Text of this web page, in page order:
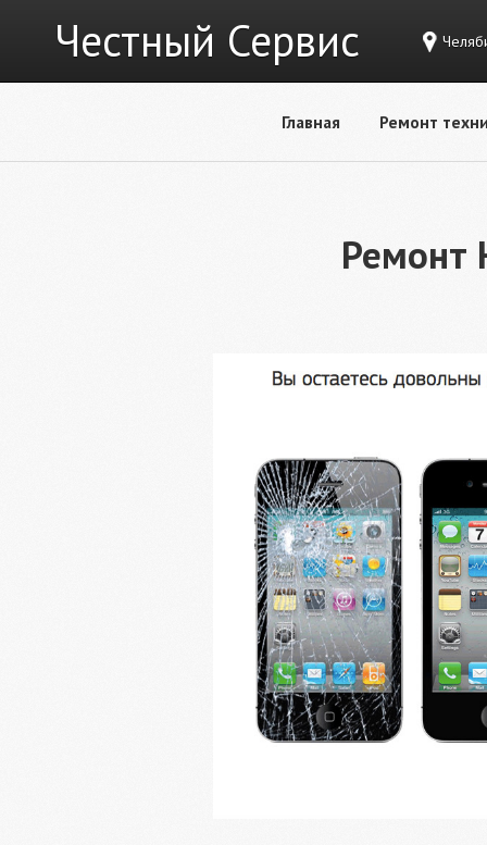
Честный Сервис
Главная Ремонт
Ремонт